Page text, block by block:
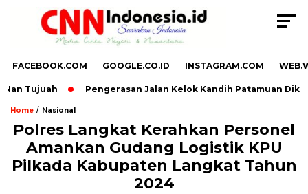
FACEBOOK.COM GOOGLE.CO.ID INSTAGRAM.COM
Tujuah Pengerasan Jalan Kelok Kandih Patamuan
Home / Nasional
Polres Langkat Kerahkan Personel
Amankan Gudang Logistik KPU
Pilkada Kabupaten Langkat Tahun
2024